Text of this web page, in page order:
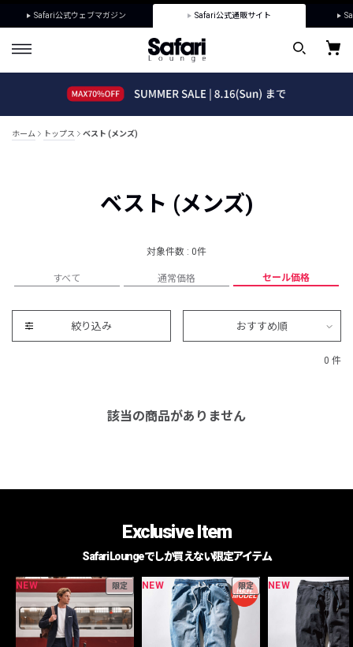
Safari公式ウェブマガジン Safari公式通販サイト
ホーム トップス ベスト (メンズ)
ベスト (メンズ)
対象件数 : 0件
すべて 通常価格 セール価格
絞り込み おすすめ順
0 件
該当の商品がありません
Exclusive Item
Safari Loungeでしか買えない限定アイテム
NEW 限定 NEW 限定 NEW